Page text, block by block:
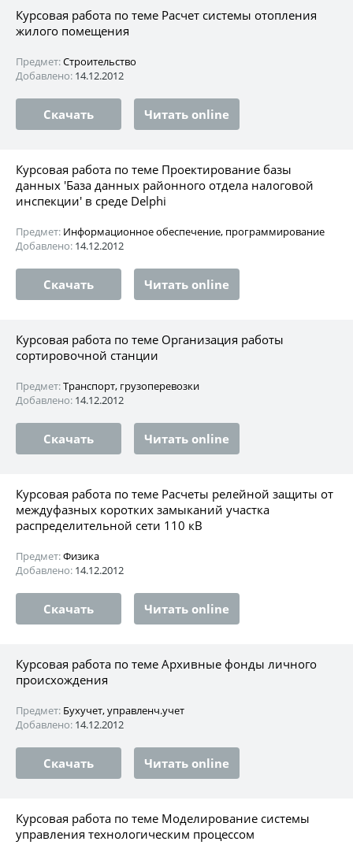
Курсовая работа по теме Расчет системы отопления
жилого помещения
Предмет:Строительство
Добавлено: 14.12.2012
Скачать Читать online
Курсовая работа по теме Проектирование базы
данных 'База данных районного отдела налоговой
инспекции' в среде Delphi
Предмет: Информационное обеспечение, программирование
Добавлено: 14.12.2012
Скачать Читать online
Курсовая работа по теме Организация работы
сортировочной станции
Предмет:Транспорт, грузоперевозки
Добавлено: 14.12.2012
Скачать Читать online
Курсовая работа по теме Pасчеты релейной защиты от
междуфазных коротких замыканий участка
распределительной сети 110 кВ
Предмет:Физика
Добавлено: 14.12.2012
Скачать Читать online
Курсовая работа по теме Архивные фонды личного
происхождения
Предмет: Бухучет, управленч.учет
Добавлено: 14.12.2012
Скачать Читать online
Курсовая работа по теме Моделирование системы
управления технологическим процессом